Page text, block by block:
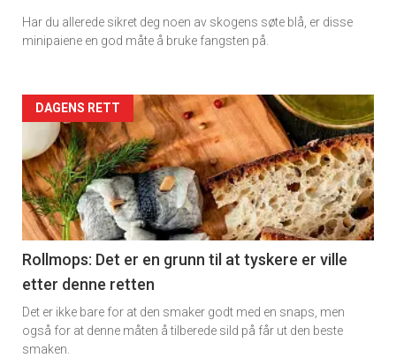
Dagens
Har du allerede sikret deg noen av skogens søte blå, er disse
minipaiene en god måte å bruke fangsten på.
Artikler
detail
-
section
11
Dagens
rett
DAGENS RETT
Rollmops: Det er en grunn til at tyskere er ville
etter denne retten
Det er ikke bare for at den smaker godt med en snaps, men
også for at denne måten å tilberede sild på får ut den beste
smaken.